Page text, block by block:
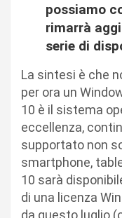
possiamo
rimarrà
serie di
La sintesi è che
per ora un
10 è il sistema
eccellenza,
supportato non
smartphone,
10 sarà
di una licenza
da questo luglio